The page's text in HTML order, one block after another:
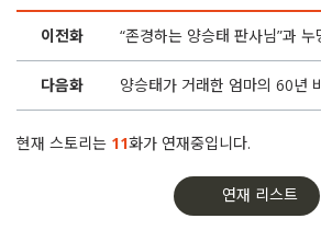
이전화 “존경하는 양승태 판사님”과
다음화 양승태가 거래한 엄마의 60년
현재 스토리는 11화가 연재중입니다.
연재 리스트